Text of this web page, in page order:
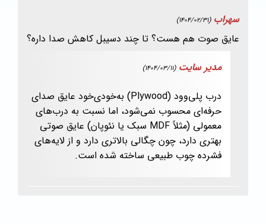
سهراب (1404/02/31)
عایق صوت هم هست؟ تا چند دسیبل کاهش صدا داره؟
مدیر سایت (1404/03/11)
درب پلی‌وود (Plywood) به‌خودی‌خود عایق صدای
حرفه‌ای محسوب نمی‌شود، اما نسبت به درب‌های
معمولی (مثلاً MDF سبک یا نئوپان) عایق صوتی
بهتری دارد، چون چگالی بالاتری دارد و از لایه‌های
فشرده چوب طبیعی ساخته شده است.